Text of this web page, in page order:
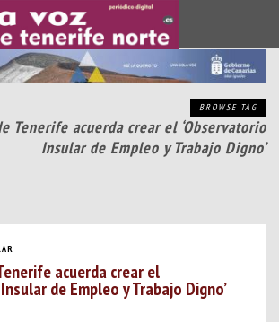
BROWSE TAG
Tenerife acuerda crear el ‘Observatorio
Insular de Empleo y Trabajo Digno’
acuerda crear el
de Empleo y Trabajo Digno’